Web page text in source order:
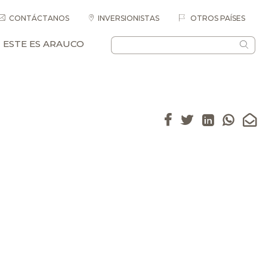
CONTÁCTANOS INVERSIONISTAS OTROS PAÍSES
ESTE ES ARAUCO